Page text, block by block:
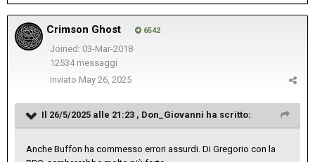
Crimson Ghost 6542
Joined: 03-Mar-2018
12534 messaggi
Inviato May 26, 2025
Il 26/5/2025 alle 21:23 , Don_Giovanni ha scritto:
Anche Buffon ha commesso errori assurdi. Di Gregorio con la